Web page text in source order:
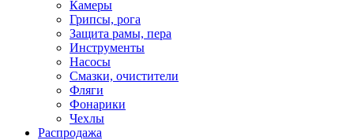
Камеры
Грипсы, рога
Защита рамы, пера
Инструменты
Насосы
Смазки, очистители
Фляги
Фонарики
Чехлы
Распродажа